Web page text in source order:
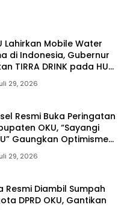
Lahirkan Mobile Water
di Indonesia, Gubernur
TIRRA DRINK pada HUT
29, 2026
Resmi Buka Peringatan
OKU, “Sayangi
Gaungkan Optimisme
29, 2026
Resmi Diambil Sumpah
DPRD OKU, Gantikan